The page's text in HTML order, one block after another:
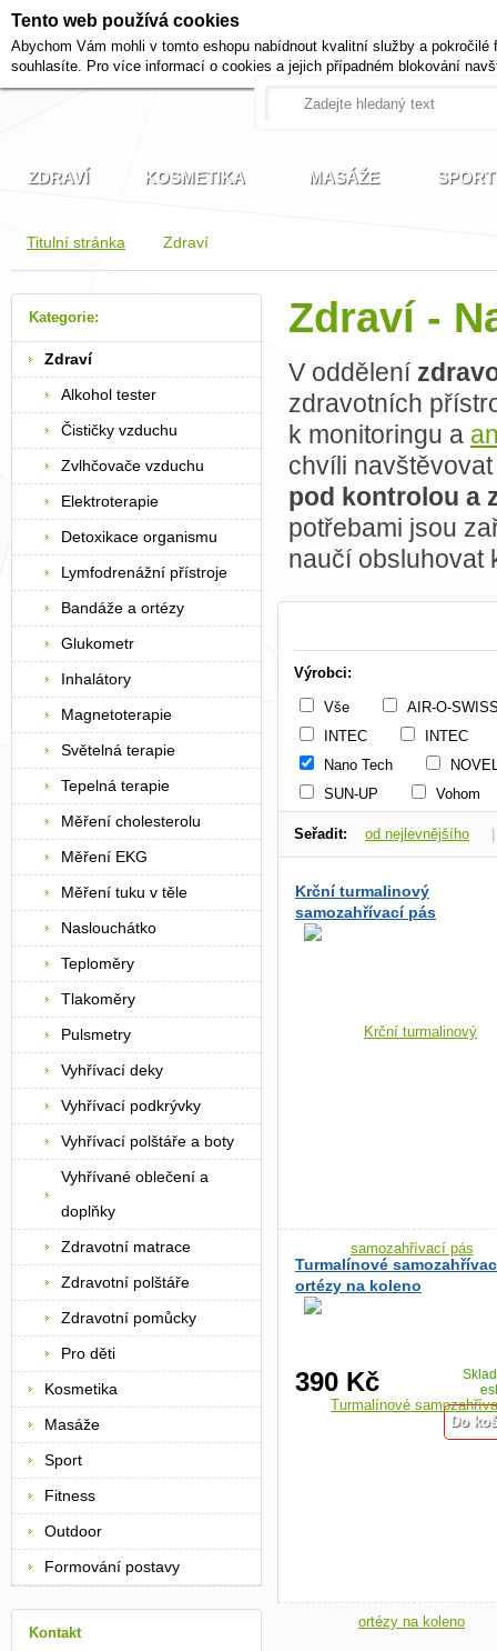
Titulní stránka Zdraví
Zdraví -
V oddělení
zdravotních
k monitoringu a
chvíli
pod kontrolou a
potřebami jsou
naučí obsluhovat
Výrobci:
Vše
AIR-O-
INTEC
INTEC
Nano Tech
SUN-UP
Vohom
Seřadit: od nejlevnějšího
Krční turmalinový
samozahřívací pás
390 Kč
Turmalínové
ortézy na koleno
Kategorie:
Zdraví
Alkohol tester
Čističky vzduchu
Zvlhčovače vzduchu
Elektroterapie
Detoxikace organismu
Lymfodrenážní přístroje
Bandáže a ortézy
Glukometr
Inhalátory
Magnetoterapie
Světelná terapie
Tepelná terapie
Měření cholesterolu
Měření EKG
Měření tuku v těle
Naslouchátko
Teploměry
Tlakoměry
Pulsmetry
Vyhřívací deky
Vyhřívací podkrývky
Vyhřívací polštáře a boty
Vyhřívané oblečení a
doplňky
Zdravotní matrace
Zdravotní polštáře
Zdravotní pomůcky
Pro děti
Kosmetika
Masáže
Sport
Fitness
Outdoor
Formování postavy
Kontakt
Pracovní dny od 9 do 17
ZDRAVÍ KOSMETIKA MASÁŽE SPORT
Tento web používá cookies
Abychom Vám mohli v tomto eshopu nabídnout kvalitní služby a
souhlasíte. Pro více informací o cookies a jejich případném blokování